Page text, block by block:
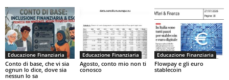
Educazione Finanziaria
Conto di base, che vi sia
ognun lo dice, dove sia
nessun lo sa
Educazione Finanziaria
Agosto, conto mio non ti
conosco
Educazione Finanziaria
Flowpay e gli euro
stablecoin